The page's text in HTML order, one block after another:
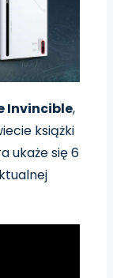
Invincible,
książki
ukaże się 6